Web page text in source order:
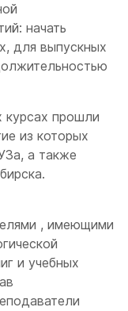
начать
для выпускных
курсах прошли
из которых
а также
, имеющими
и учебных